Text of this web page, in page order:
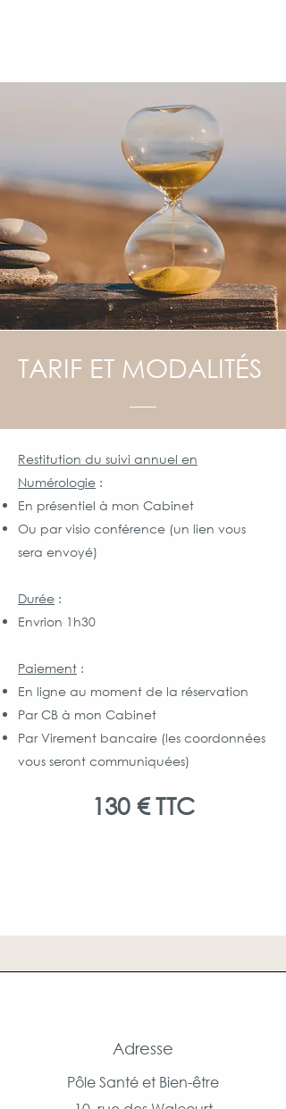
TARIF ET MODALITÉS
Restitution du suivi annuel en
Numérologie :
En présentiel à mon Cabinet
Ou par visio conférence (un lien vous
sera envoyé)
Durée :
Envrion 1h30
Paiement :
En ligne au moment de la réservation
Par CB à mon Cabinet
Par Virement bancaire (les coordonnées
vous seront communiquées)
130 € TTC
Adresse
Pôle Santé et Bien-être